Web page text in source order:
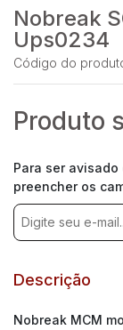
Nobreak
Ups0234
Código do
Produto
Para ser
preencher os
Descrição
Nobreak MCM